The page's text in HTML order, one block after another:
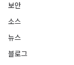
보안
소스
뉴스
블로그